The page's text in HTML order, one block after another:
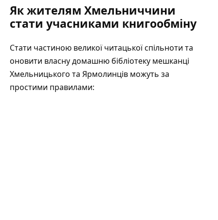
Як жителям Хмельниччини
стати учасниками книгообміну
Стати частиною великої читацької спільноти та
оновити власну домашню бібліотеку мешканці
Хмельницького та Ярмолинців можуть за
простими правилами: